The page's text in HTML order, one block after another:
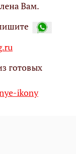
Вам.
готовых
ikony